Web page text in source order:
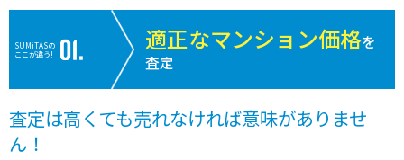
SUMiTASの
ここが違う!
適正なマンション価格を
査定
査定は高くても売れなければ意味がありませ
ん！